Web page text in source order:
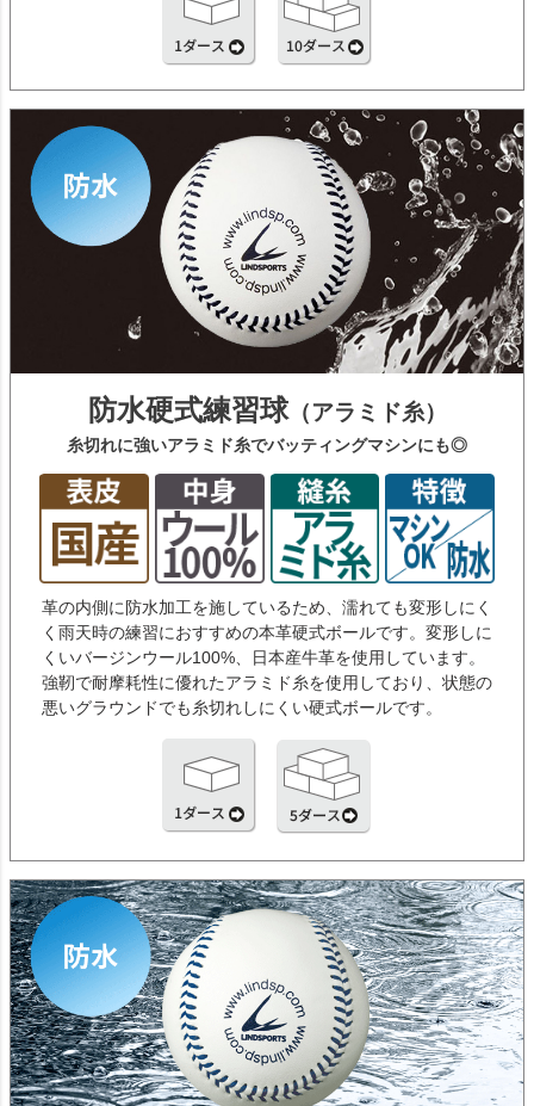
防水硬式練習球（アラミド糸）
糸切れに強いアラミド糸でバッティングマシンにも◎
革の内側に防水加工を施しているため、濡れても変形しにく
く雨天時の練習におすすめの本革硬式ボールです。変形しに
くいバージンウール100%、日本産牛革を使用しています。
強靭で耐摩耗性に優れたアラミド糸を使用しており、状態の
悪いグラウンドでも糸切れしにくい硬式ボールです。